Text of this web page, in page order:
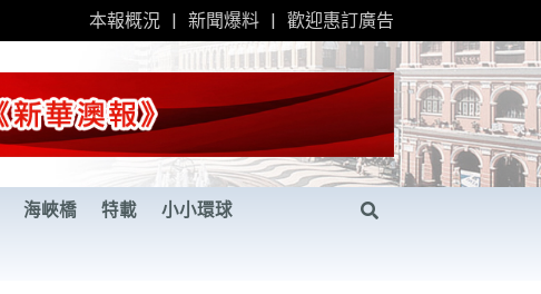
本報概況 新聞爆料 歡迎惠訂廣告
海峽橋 特載 小小環球